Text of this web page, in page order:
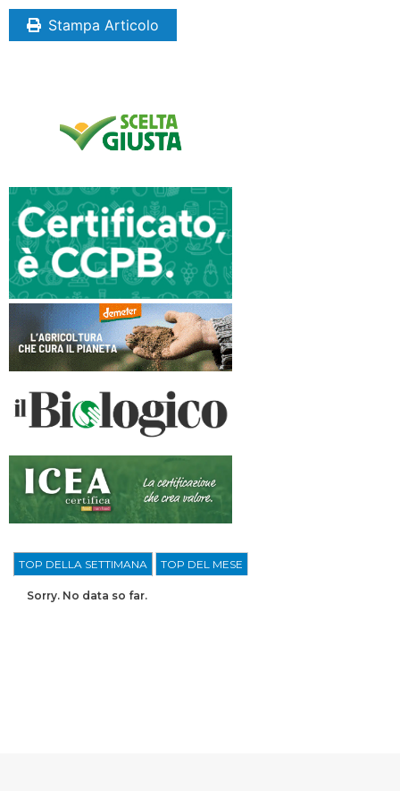
Stampa Articolo
TOP DELLA SETTIMANA TOP DEL MESE
Sorry. No data so far.